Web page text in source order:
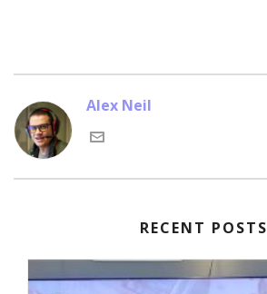
Alex Neil
RECENT POSTS